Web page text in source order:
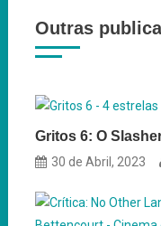
artigos
Outras
Gritos 6: O
30 de Abril, 2023